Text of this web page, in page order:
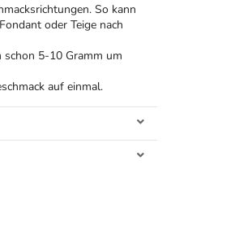
So kann
oder Teige nach
schon 5-10 Gramm um
auf einmal.